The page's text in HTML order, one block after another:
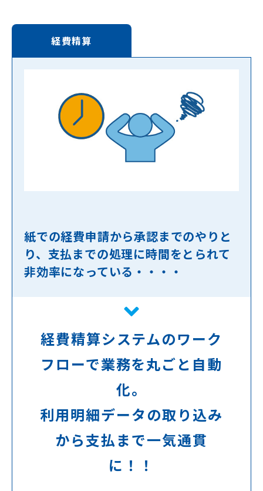
経費精算
紙での経費申請から承認までのやりと
り、支払までの処理に時間をとられて
非効率になっている・・・・
経費精算システムのワーク
フローで業務を丸ごと自動
化。
利用明細データの取り込み
から支払まで一気通貫
に！！